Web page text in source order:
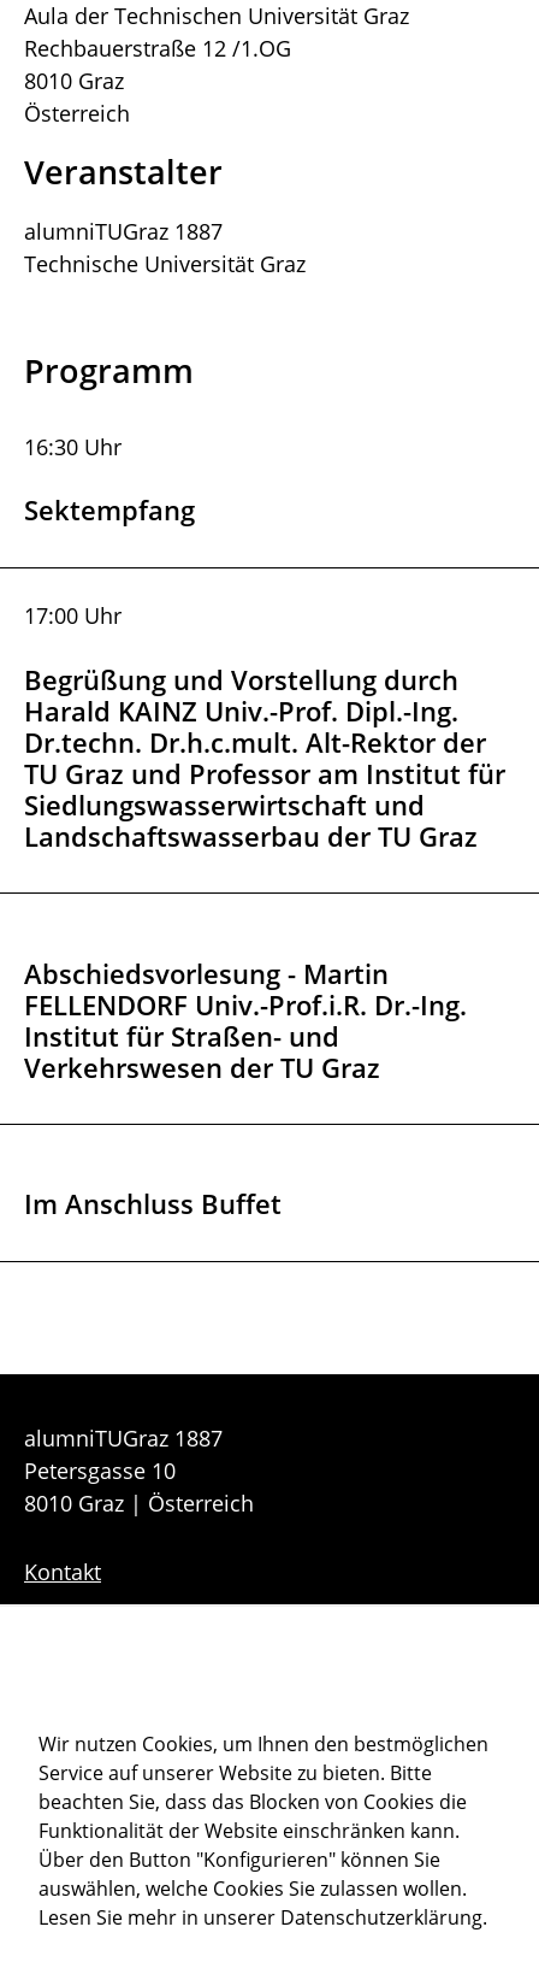
Aula der Technischen Universität Graz
Rechbauerstraße 12 /1.OG
8010 Graz
Österreich
Veranstalter
alumniTUGraz 1887
Technische Universität Graz
Programm
16:30 Uhr
Sektempfang
17:00 Uhr
Begrüßung und Vorstellung durch
Harald KAINZ Univ.-Prof. Dipl.-Ing.
Dr.techn. Dr.h.c.mult. Alt-Rektor der
TU Graz und Professor am Institut für
Siedlungswasserwirtschaft und
Landschaftswasserbau der TU Graz
Abschiedsvorlesung - Martin
FELLENDORF Univ.-Prof.i.R. Dr.-Ing.
Institut für Straßen- und
Verkehrswesen der TU Graz
Im Anschluss Buffet
alumniTUGraz 1887
Petersgasse 10
8010 Graz | Österreich
Kontakt
Downloads
Cookie-Einstellungen
Datenschutz
Impressum
Member of
Wir nutzen Cookies, um Ihnen den bestmöglichen
Service auf unserer Website zu bieten. Bitte
beachten Sie, dass das Blocken von Cookies die
Funktionalität der Website einschränken kann.
Über den Button "Konfigurieren" können Sie
auswählen, welche Cookies Sie zulassen wollen.
Lesen Sie mehr in unserer Datenschutzerklärung.